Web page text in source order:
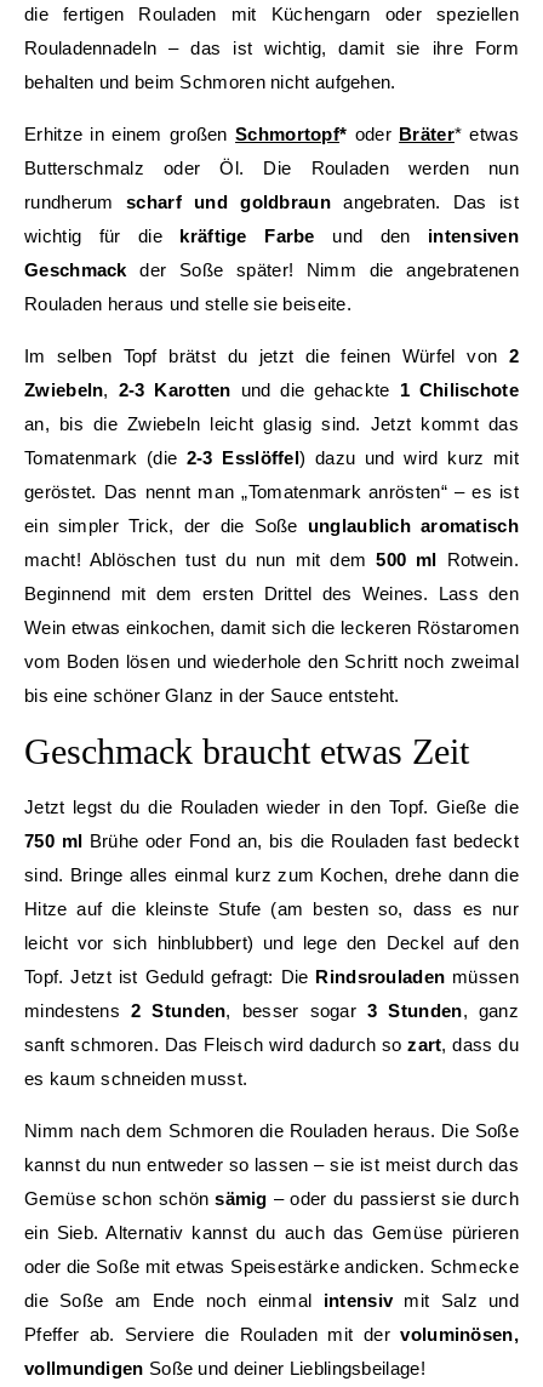
die fertigen Rouladen mit Küchengarn oder speziellen
Rouladennadeln – das ist wichtig, damit sie ihre Form
behalten und beim Schmoren nicht aufgehen.
Erhitze in einem großenSchmortopf* oder Bräter* etwas
Butterschmalz oder Öl. Die Rouladen werden nun
rundherum scharf und goldbraun angebraten. Das ist
wichtig für die kräftige Farbe und den intensiven
Geschmack der Soße später! Nimm die angebratenen
Rouladen heraus und stelle sie beiseite.
Im selben Topf brätst du jetzt die feinen Würfel von 2
Zwiebeln, 2-3 Karotten und die gehackte 1 Chilischote
an, bis die Zwiebeln leicht glasig sind. Jetzt kommt das
Tomatenmark (die 2-3 Esslöffel) dazu und wird kurz mit
geröstet. Das nennt man „Tomatenmark anrösten“ – es ist
ein simpler Trick, der die Soße unglaublich aromatisch
macht! Ablöschen tust du nun mit dem500 ml Rotwein.
Beginnend mit dem ersten Drittel des Weines. Lass den
Wein etwas einkochen, damit sich die leckeren Röstaromen
vom Boden lösen und wiederhole den Schritt noch zweimal
bis eine schöner Glanz in der Sauce entsteht.
Geschmack braucht etwas Zeit
Jetzt legst du die Rouladen wieder in den Topf. Gieße die
750 ml Brühe oder Fond an, bis die Rouladen fast bedeckt
sind. Bringe alles einmal kurz zum Kochen, drehe dann die
Hitze auf die kleinste Stufe (am besten so, dass es nur
leicht vor sich hinblubbert) und lege den Deckel auf den
Topf. Jetzt ist Geduld gefragt: Die Rindsrouladen müssen
mindestens2 Stunden, besser sogar3 Stunden, ganz
sanft schmoren. Das Fleisch wird dadurch sozart, dass du
es kaum schneiden musst.
Nimm nach dem Schmoren die Rouladen heraus. Die Soße
kannst du nun entweder so lassen – sie ist meist durch das
Gemüse schon schönsämig – oder du passierst sie durch
ein Sieb. Alternativ kannst du auch das Gemüse pürieren
oder die Soße mit etwas Speisestärke andicken. Schmecke
die Soße am Ende noch einmal intensivmit Salz und
Pfeffer ab. Serviere die Rouladen mit dervoluminösen,
vollmundigen Soße und deiner Lieblingsbeilage!